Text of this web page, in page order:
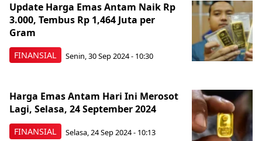
FINANSIAL
Update Harga Emas Antam Naik Rp
3.000, Tembus Rp 1,464 Juta per
Gram
Senin, 30 Sep 2024 - 10:30
FINANSIAL
Harga Emas Antam Hari Ini Merosot
Lagi, Selasa, 24 September 2024
Selasa, 24 Sep 2024 - 10:13